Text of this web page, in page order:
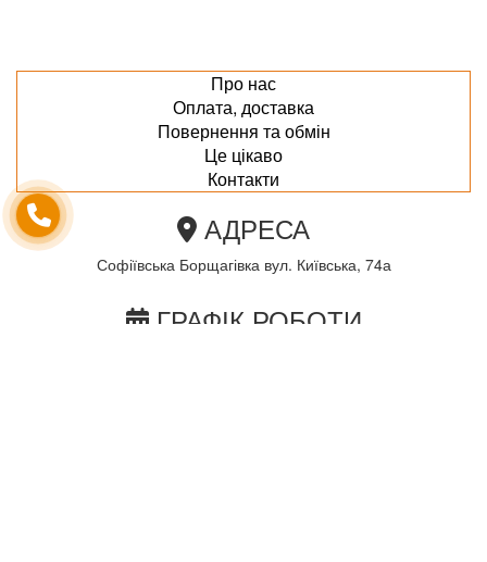
Про нас
Оплата, доставка
Повернення та обмін
Це цікаво
Контакти
АДРЕСА
Софіївська Борщагівка вул. Київська, 74а
ГРАФІК РОБОТИ